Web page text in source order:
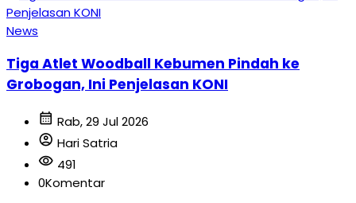
News
Tiga Atlet Woodball Kebumen Pindah ke
Grobogan, Ini Penjelasan KONI
calendar_month Rab, 29 Jul 2026
account_circle Hari Satria
visibility 491
0Komentar